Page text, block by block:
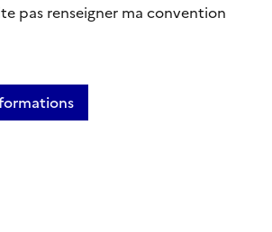
pas renseigner ma convention